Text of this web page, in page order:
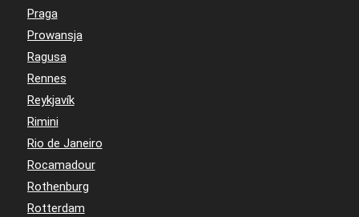
Praga
Prowansja
Ragusa
Rennes
Reykjavík
Rimini
Rio de Janeiro
Rocamadour
Rothenburg
Rotterdam